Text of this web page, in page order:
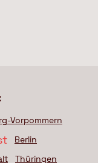
Vorpommern
Berlin
Thüringen